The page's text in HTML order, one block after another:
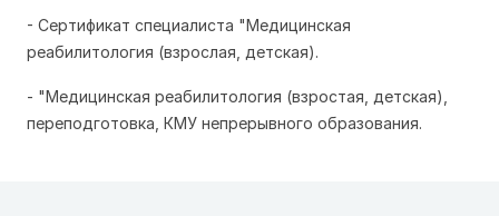
- Сертификат специалиста "Медицинская
реабилитология (взрослая, детская).
- "Медицинская реабилитология (взростая, детская),
переподготовка, КМУ непрерывного образования.